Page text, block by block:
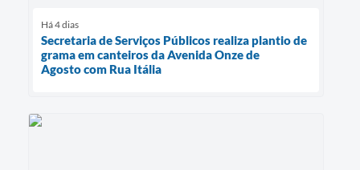
Há 4 dias
Secretaria de Serviços Públicos realiza plantio de
grama em canteiros da Avenida Onze de
Agosto com Rua Itália